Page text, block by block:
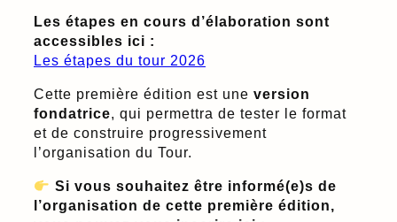
Les étapes en cours d’élaboration sont
accessibles ici :
Les étapes du tour 2026
Cette première édition est une version
fondatrice, qui permettra de tester le format
et de construire progressivement
l’organisation du Tour.
Si vous souhaitez être informé(e)s de
l’organisation de cette première édition,